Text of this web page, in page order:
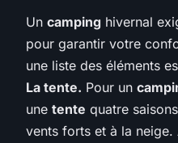
Un camping hivernal
pour garantir votre
une liste des éléments
La tente. Pour un
une tente quatre
vents forts et à la